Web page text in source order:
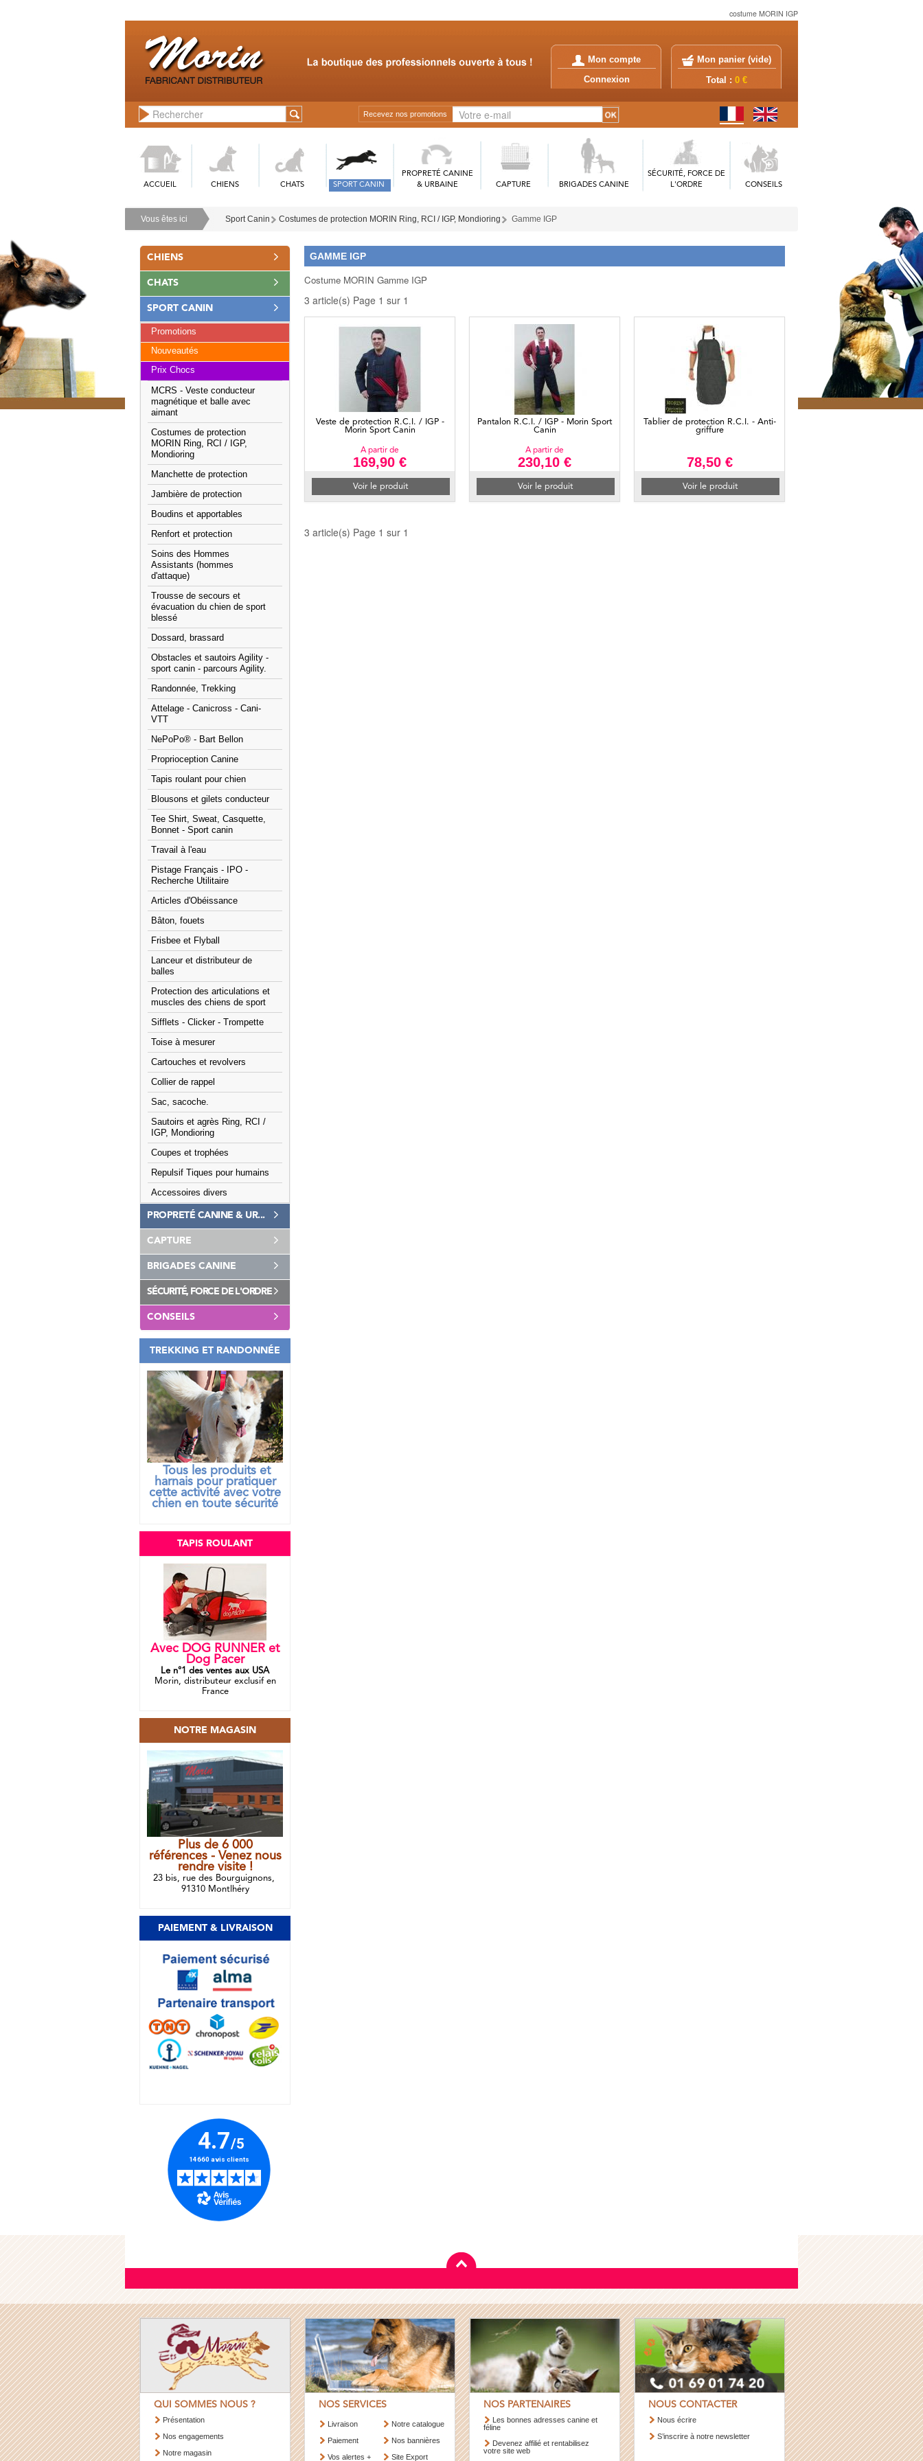
costume MORIN IGP
Mon compte
Connexion
Mon panier (vide)
Total : 0 €
Recevez nos promotions
ACCUEIL CHIENS CHATS SPORT CANIN
PROPRETÉ CANINE
& URBAINE
CAPTURE BRIGADES CANINE
SÉCURITÉ, FORCE DE
L'ORDRE
CONSEILS
Vous êtes ici Sport Canin Costumes de protection MORIN Ring, RCI / IGP, Mondioring Gamme IGP
CHIENS
CHATS
SPORT CANIN
Promotions
Nouveautés
Prix Chocs
MCRS - Veste conducteur
magnétique et balle avec
aimant
Costumes de protection
MORIN Ring, RCI / IGP,
Mondioring
Manchette de protection
Jambière de protection
Boudins et apportables
Renfort et protection
Soins des Hommes
Assistants (hommes
d'attaque)
Trousse de secours et
évacuation du chien de sport
blessé
Dossard, brassard
Obstacles et sautoirs Agility -
sport canin - parcours Agility.
Randonnée, Trekking
Attelage - Canicross - Cani-
VTT
NePoPo® - Bart Bellon
Proprioception Canine
Tapis roulant pour chien
Blousons et gilets conducteur
Tee Shirt, Sweat, Casquette,
Bonnet - Sport canin
Travail à l'eau
Pistage Français - IPO -
Recherche Utilitaire
Articles d'Obéissance
Bâton, fouets
Frisbee et Flyball
Lanceur et distributeur de
balles
Protection des articulations et
muscles des chiens de sport
Sifflets - Clicker - Trompette
Toise à mesurer
Cartouches et revolvers
Collier de rappel
Sac, sacoche.
Sautoirs et agrès Ring, RCI /
IGP, Mondioring
Coupes et trophées
Repulsif Tiques pour humains
Accessoires divers
PROPRETÉ CANINE & UR...
CAPTURE
BRIGADES CANINE
SÉCURITÉ, FORCE DE L'ORDRE
CONSEILS
TREKKING ET RANDONNÉE
Tous les produits et
harnais pour pratiquer
cette activité avec votre
chien en toute sécurité
TAPIS ROULANT
Avec DOG RUNNER et
Dog Pacer
Le n°1 des ventes aux USA
Morin, distributeur exclusif en
France
NOTRE MAGASIN
Plus de 6 000
références - Venez nous
rendre visite !
23 bis, rue des Bourguignons,
91310 Montlhéry
PAIEMENT & LIVRAISON
GAMME IGP
Costume MORIN Gamme IGP
3 article(s) Page 1 sur 1
Veste de protection R.C.I. / IGP -
Morin Sport Canin
A partir de
169,90 €
Voir le produit
Pantalon R.C.I. / IGP - Morin Sport
Canin
A partir de
230,10 €
Voir le produit
Tablier de protection R.C.I. - Anti-
griffure
78,50 €
Voir le produit
3 article(s) Page 1 sur 1
QUI SOMMES NOUS ?
Présentation
Nos engagements
Notre magasin
NOS SERVICES
Livraison
Paiement
Vos alertes +
Notre catalogue
Nos bannières
Site Export
NOS PARTENAIRES
Les bonnes adresses canine et
féline
Devenez affilié et rentabilisez
votre site web
NOUS CONTACTER
Nous écrire
S’inscrire à notre newsletter